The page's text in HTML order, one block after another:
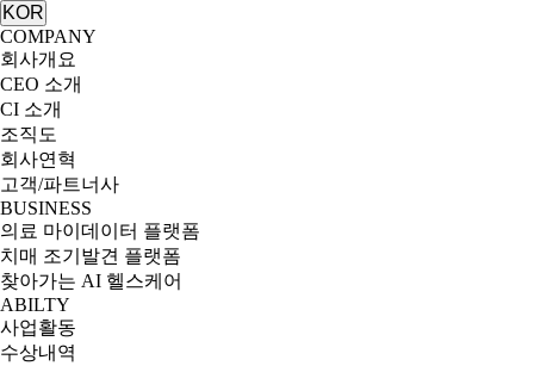
KOR
COMPANY
회사개요
CEO 소개
CI 소개
조직도
회사연혁
고객/파트너사
BUSINESS
의료 마이데이터 플랫폼
치매 조기발견 플랫폼
찾아가는 AI 헬스케어
ABILTY
사업활동
수상내역